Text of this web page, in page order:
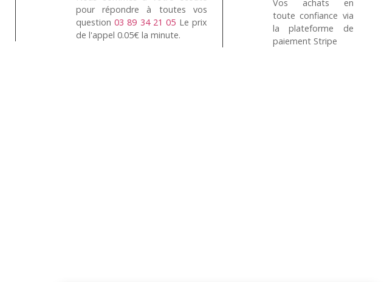
pour répondre à toutes vos
question03 89 34 21 05 Le prix
de l'appel 0.05€ la minute.
Vos achats en
toute confiance via
la plateforme de
paiement Stripe